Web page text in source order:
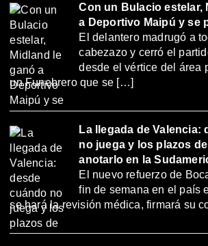
Con un Bulacio estelar,
a Deportivo Maipú y se
El delantero madrugó a
cabezazo y cerró el
desde el vértice del área
un Funebrero que se […]
La llegada de Valencia:
no juega y los plazos
anotarlo en la
El nuevo refuerzo de
fin de semana en el país
se hará la revisión médica, firmará su